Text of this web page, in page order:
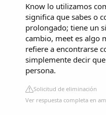
Know lo utilizamos
significa que sabes o
prolongado; tiene un
cambio, meet es algo
refiere a encontrarse
simplemente decir
persona.
Solicitud de eliminación
Ver respuesta completa en